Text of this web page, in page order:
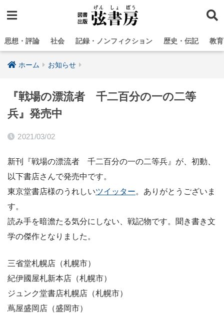
思想・評論 社会 記録・ノンフィクション 歴史・伝記 教
ホーム お知らせ
『戦場の漂流者 千二百分の一の二等
兵』発売中
2021/03/02
新刊『戦場の漂流者 千二百分の一の二等兵』が、初動、
以下書店さんで発売中です。
東京堂書店様のうれしいツイッター。ありがとうございま
す。
読み手を暗澹たる気分にしない、戦記物です。聞き書き文
学の傑作となりました。
三省堂札幌店（札幌市）
紀伊國屋札新本店（札幌市）
ジュンク堂書店札幌店（札幌市）
蔦屋盛岡店（盛岡市）